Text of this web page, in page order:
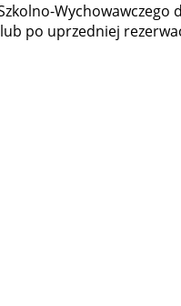
po uprzedniej